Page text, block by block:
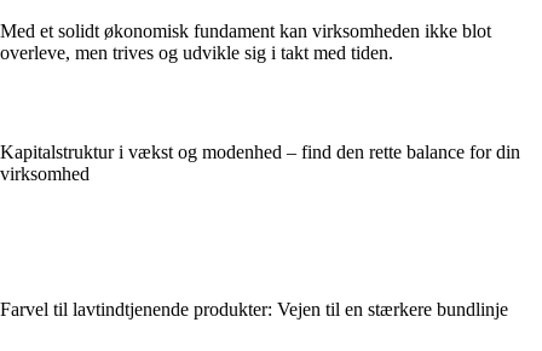
Med et solidt økonomisk fundament kan virksomheden ikke blot
overleve, men trives og udvikle sig i takt med tiden.
Kapitalstruktur i vækst og modenhed – find den rette balance for din
virksomhed
Farvel til lavtindtjenende produkter: Vejen til en stærkere bundlinje